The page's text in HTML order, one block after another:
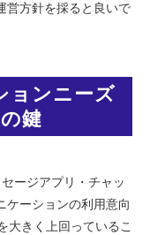
営方針を採ると良いで
鍵
ージアプリ・チャッ
ケーションの利用意向
大きく上回っているこ